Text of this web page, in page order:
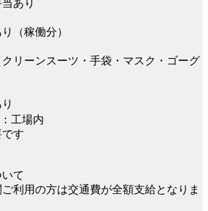
あり
（稼働分）
リーンスーツ・手袋・マスク・ゴーグ
工場内
す
て
利用の方は交通費が全額支給となりま